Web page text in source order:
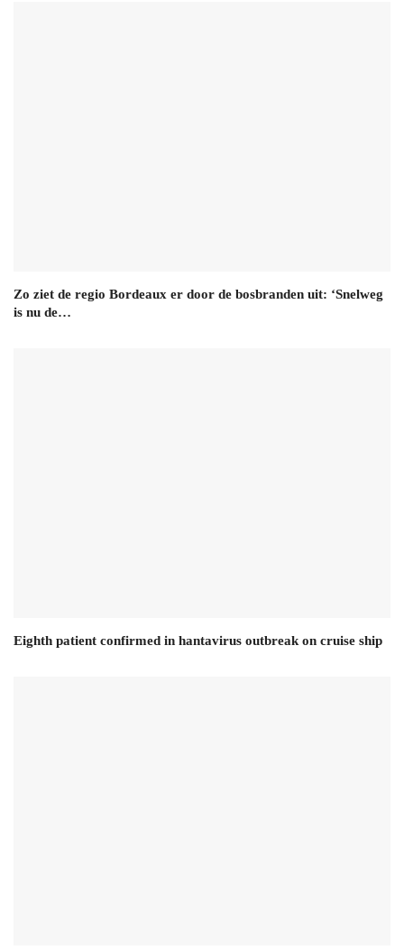
Zo ziet de regio Bordeaux er door de bosbranden uit: ‘Snelweg
is nu de…
Eighth patient confirmed in hantavirus outbreak on cruise ship